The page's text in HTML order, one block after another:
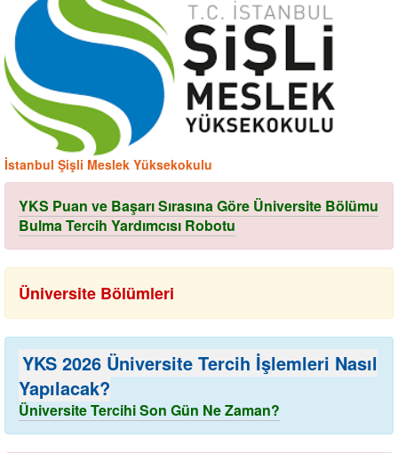
İstanbul Şişli Meslek Yüksekokulu
YKS Puan ve Başarı Sırasına Göre Üniversite Bölümu
Bulma Tercih Yardımcısı Robotu
Üniversite Bölümleri
YKS 2026 Üniversite Tercih İşlemleri Nasıl
Yapılacak?
Üniversite Tercihi Son Gün Ne Zaman?